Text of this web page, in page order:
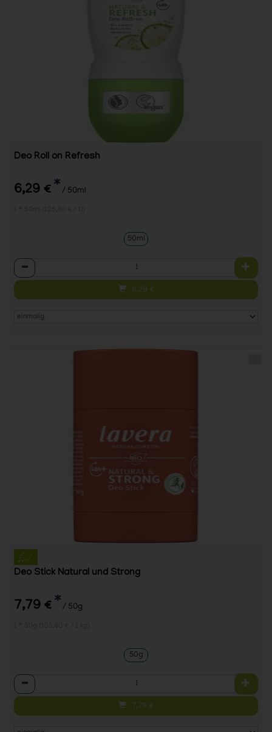
Deo Roll on Refresh
6,29 € * / 50ml
50ml
Anzahl
6,29 €
Deo Stick Natural und Strong
7,79 € * / 50g
50g
Anzahl
7,79 €